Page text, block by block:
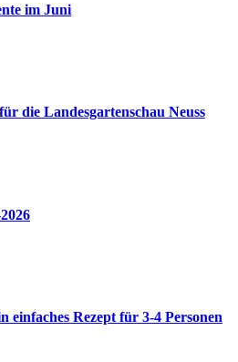
im Juni
die Landesgartenschau Neuss
einfaches Rezept für 3-4 Personen